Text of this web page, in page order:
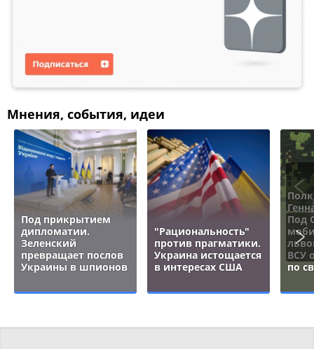
Мнения, события, идеи
Под прикрытием
дипломатии.
Зеленский
превращает послов
Украины в шпионов
"Рациональность"
против прагматики.
Украина истощается
в интересах США
Под
ВСУ
по